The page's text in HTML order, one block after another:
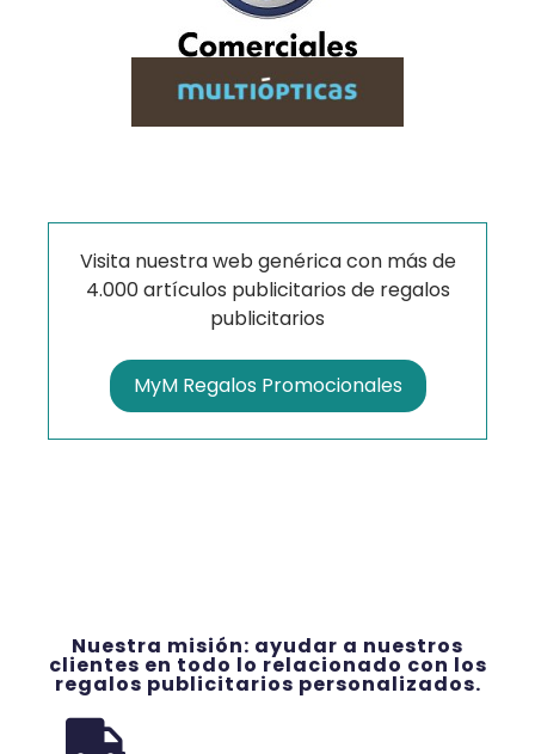
Visita nuestra web genérica con más de
4.000 artículos publicitarios de regalos
publicitarios
MyM Regalos Promocionales
Nuestra misión: ayudar a nuestros
clientes en todo lo relacionado con los
regalos publicitarios personalizados.